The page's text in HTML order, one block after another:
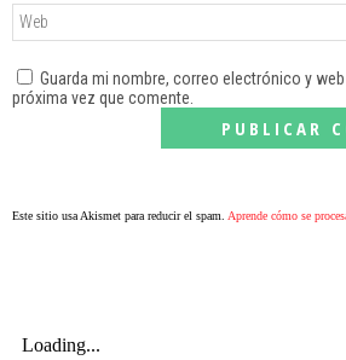
Guarda mi nombre, correo electrónico y
próxima vez que comente.
Este sitio usa Akismet para reducir el spam. Aprende cómo se